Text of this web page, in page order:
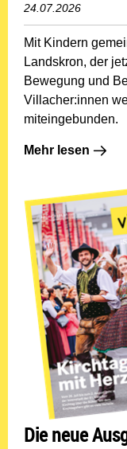
24.07.2026
Mit Kindern
Landskron, der
Bewegung und
Villacher:innen
miteingebunden.
Mehr lesen: In
Mehr lesen
Die neue